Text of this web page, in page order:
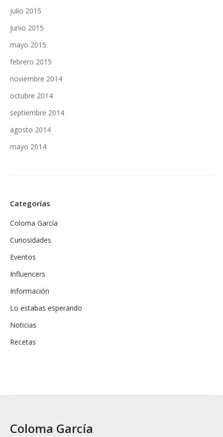
julio 2015
junio 2015
mayo 2015
febrero 2015
noviembre 2014
octubre 2014
septiembre 2014
agosto 2014
mayo 2014
Categorías
Coloma García
Curiosidades
Eventos
Influencers
Información
Lo estabas esperando
Noticias
Recetas
Coloma García